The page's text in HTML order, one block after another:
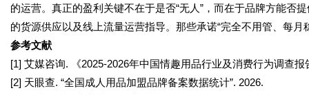
的运营。真正的盈利关键不在于是否“无人”，而在于品牌方能否
的货源供应以及线上流量运营指导。那些承诺“完全不用管、每
参考文献
[1] 艾媒咨询. 《2025-2026年中国情趣用品行业及消费行为调查报
[2] 天眼查. “全国成人用品加盟品牌备案数据统计”. 2026.